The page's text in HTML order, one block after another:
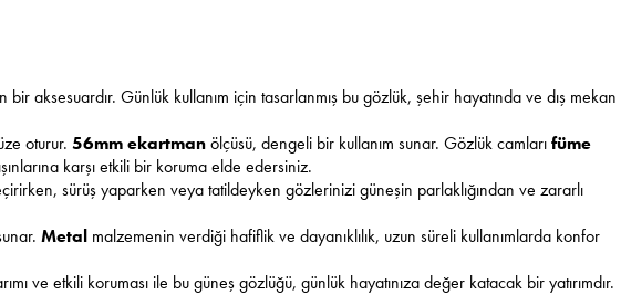
aksesuardır. Günlük kullanım için tasarlanmış bu gözlük, şehir hayatında ve dış mekan
oturur. 56mm ekartmanölçüsü, dengeli bir kullanım sunar. Gözlük camlarıfüme
karşı etkili bir koruma elde edersiniz.
sürüş yaparken veya tatildeyken gözlerinizi güneşin parlaklığından ve zararlı
Metal malzemenin verdiği hafiflik ve dayanıklılık, uzun süreli kullanımlarda konfor
ve etkili koruması ile bu güneş gözlüğü, günlük hayatınıza değer katacak bir yatırımdır.